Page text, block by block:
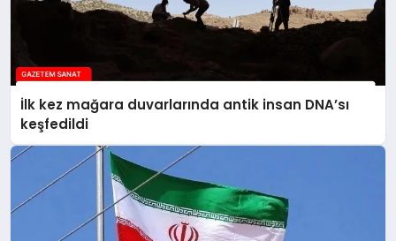
İlk kez mağara duvarlarında antik insan DNA’sı
keşfedildi